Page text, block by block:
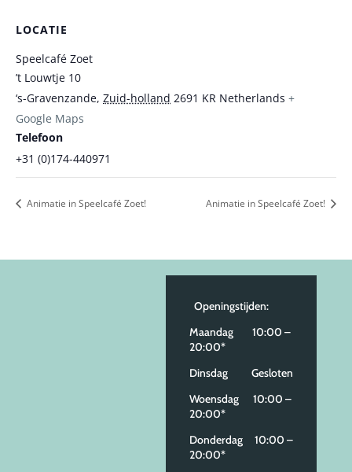
LOCATIE
Speelcafé Zoet
’t Louwtje 10
‘s-Gravenzande, Zuid-holland 2691 KR Netherlands +
Google Maps
Telefoon
+31 (0)174-440971
Animatie in Speelcafé Zoet! Animatie in Speelcafé Zoet!
Openingstijden:
Maandag 10:00 –
20:00*
Dinsdag Gesloten
Woensdag 10:00 –
20:00*
Donderdag 10:00 –
20:00*